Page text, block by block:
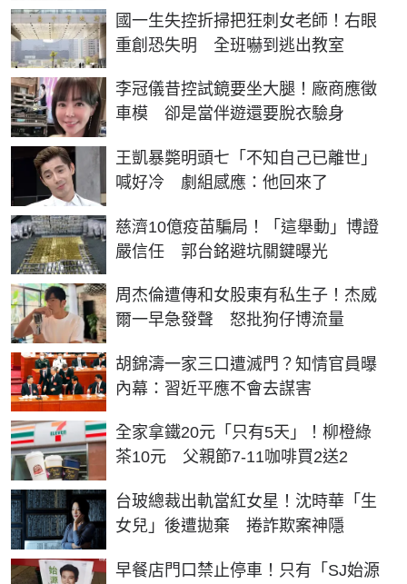
國一生失控折掃把狂刺女老師！右眼
重創恐失明 全班嚇到逃出教室
李冠儀昔控試鏡要坐大腿！廠商應徵
車模 卻是當伴遊還要脫衣驗身
王凱暴斃明頭七「不知自己已離世」
喊好冷 劇組感應：他回來了
慈濟10億疫苗騙局！「這舉動」博證
嚴信任 郭台銘避坑關鍵曝光
周杰倫遭傳和女股東有私生子！杰威
爾一早急發聲 怒批狗仔博流量
胡錦濤一家三口遭滅門？知情官員曝
內幕：習近平應不會去謀害
全家拿鐵20元「只有5天」！柳橙綠
茶10元 父親節7-11咖啡買2送2
台玻總裁出軌當紅女星！沈時華「生
女兒」後遭拋棄 捲詐欺案神隱
早餐店門口禁止停車！只有「SJ始源